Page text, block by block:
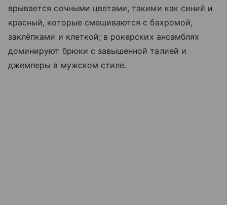
врывается сочными цветами, такими как синий и
красный, которые смешиваются с бахромой,
заклёпками и клеткой; в рокерских ансамблях
доминируют брюки с завышенной талией и
джемперы в мужском стиле.